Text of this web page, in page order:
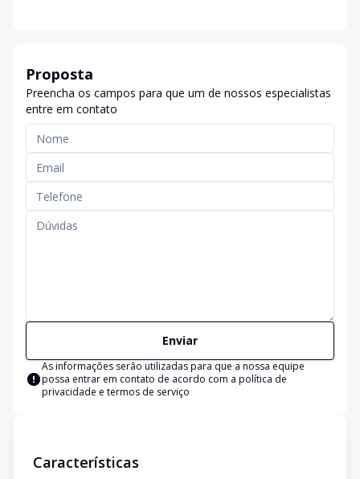
Proposta
Preencha os campos para que um de nossos especialistas
entre em contato
Enviar
As informações serão utilizadas para que a nossa equipe
possa entrar em contato de acordo com a política de
privacidade e termos de serviço
Características